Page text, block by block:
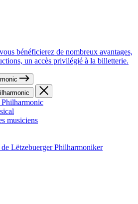
bénéficierez de nombreux avantages,
un accès privilégié à la billetterie.
musiciens
Lëtzebuerger Philharmoniker